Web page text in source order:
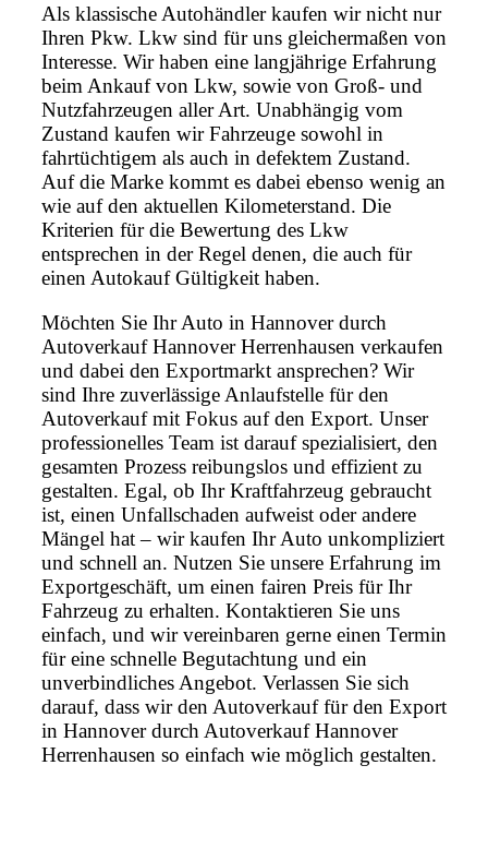
Als klassische Autohändler kaufen wir nicht nur
Ihren Pkw. Lkw sind für uns gleichermaßen von
Interesse. Wir haben eine langjährige Erfahrung
beim Ankauf von Lkw, sowie von Groß- und
Nutzfahrzeugen aller Art. Unabhängig vom
Zustand kaufen wir Fahrzeuge sowohl in
fahrtüchtigem als auch in defektem Zustand.
Auf die Marke kommt es dabei ebenso wenig an
wie auf den aktuellen Kilometerstand. Die
Kriterien für die Bewertung des Lkw
entsprechen in der Regel denen, die auch für
einen Autokauf Gültigkeit haben.
Möchten Sie Ihr Auto in Hannover durch
Autoverkauf Hannover Herrenhausen verkaufen
und dabei den Exportmarkt ansprechen? Wir
sind Ihre zuverlässige Anlaufstelle für den
Autoverkauf mit Fokus auf den Export. Unser
professionelles Team ist darauf spezialisiert, den
gesamten Prozess reibungslos und effizient zu
gestalten. Egal, ob Ihr Kraftfahrzeug gebraucht
ist, einen Unfallschaden aufweist oder andere
Mängel hat – wir kaufen Ihr Auto unkompliziert
und schnell an. Nutzen Sie unsere Erfahrung im
Exportgeschäft, um einen fairen Preis für Ihr
Fahrzeug zu erhalten. Kontaktieren Sie uns
einfach, und wir vereinbaren gerne einen Termin
für eine schnelle Begutachtung und ein
unverbindliches Angebot. Verlassen Sie sich
darauf, dass wir den Autoverkauf für den Export
in Hannover durch Autoverkauf Hannover
Herrenhausen so einfach wie möglich gestalten.